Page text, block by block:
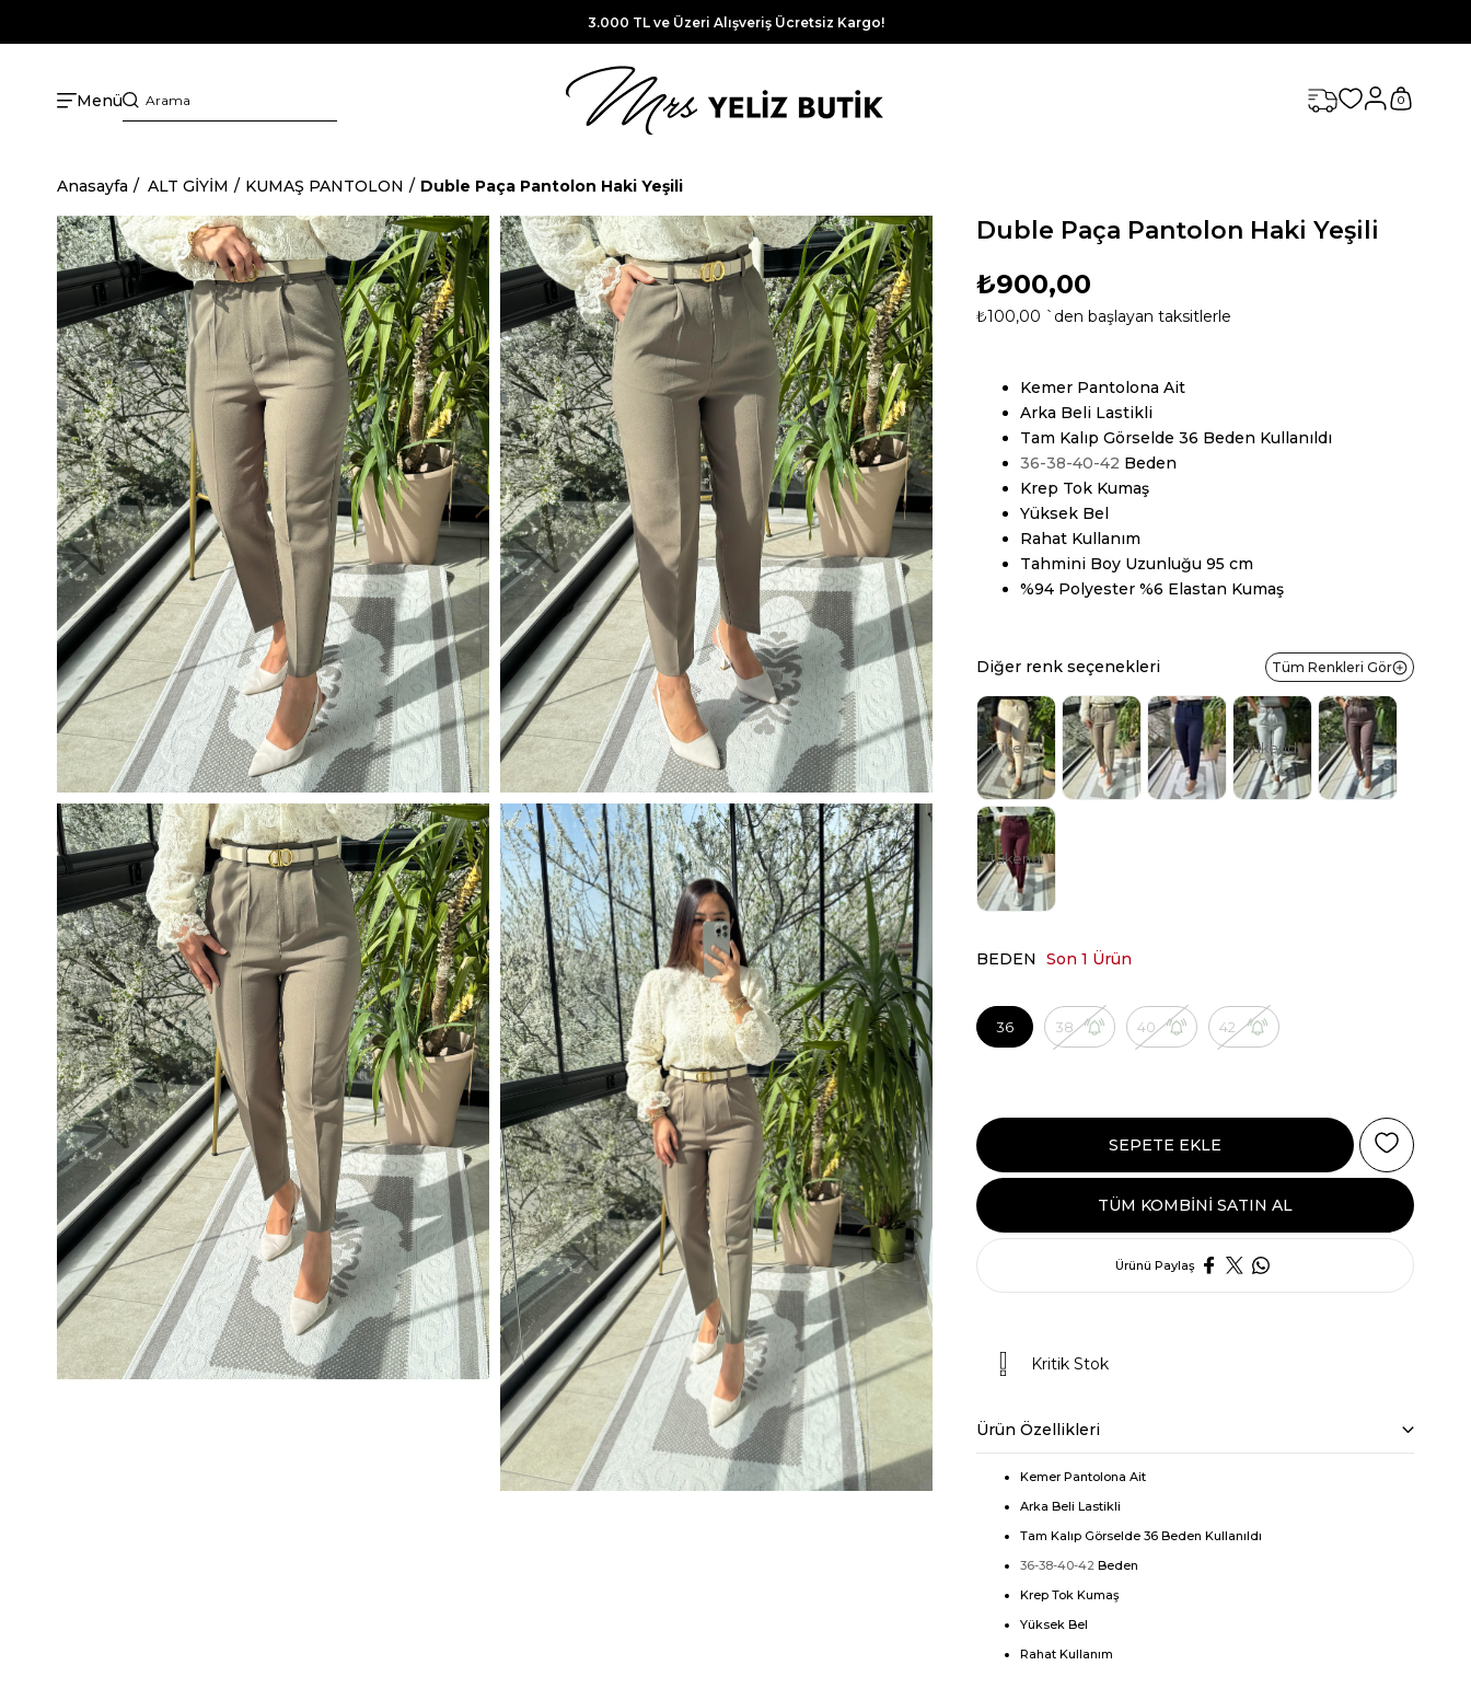
3.000 TL ve Üzeri Alışveriş Ücretsiz Kargo!
Menü 0
Anasayfa ALT GİYİM KUMAŞ PANTOLON Duble Paça Pantolon Haki Yeşili
Duble Paça Pantolon Haki Yeşili
₺900,00
₺100,00 `den başlayan taksitlerle
Kemer Pantolona Ait
Arka Beli Lastikli
Tam Kalıp Görselde 36 Beden Kullanıldı
36-38-40-42 Beden
Krep Tok Kumaş
Yüksek Bel
Rahat Kullanım
Tahmini Boy Uzunluğu 95 cm
%94 Polyester %6 Elastan Kumaş
Diğer renk seçenekleri Tüm Renkleri Gör
Tükendi Tükendi
Tükendi
BEDEN Son 1 Ürün
36 38 40 42
TÜM KOMBINI SATIN AL
Ürünü Paylaş
Kritik Stok
Ürün Özellikleri
Kemer Pantolona Ait
Arka Beli Lastikli
Tam Kalıp Görselde 36 Beden Kullanıldı
36-38-40-42 Beden
Krep Tok Kumaş
Yüksek Bel
Rahat Kullanım